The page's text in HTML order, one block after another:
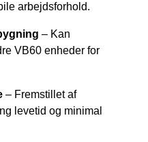
arbejdsforhold.
– Kan
VB60 enheder for
– Fremstillet af
levetid og minimal